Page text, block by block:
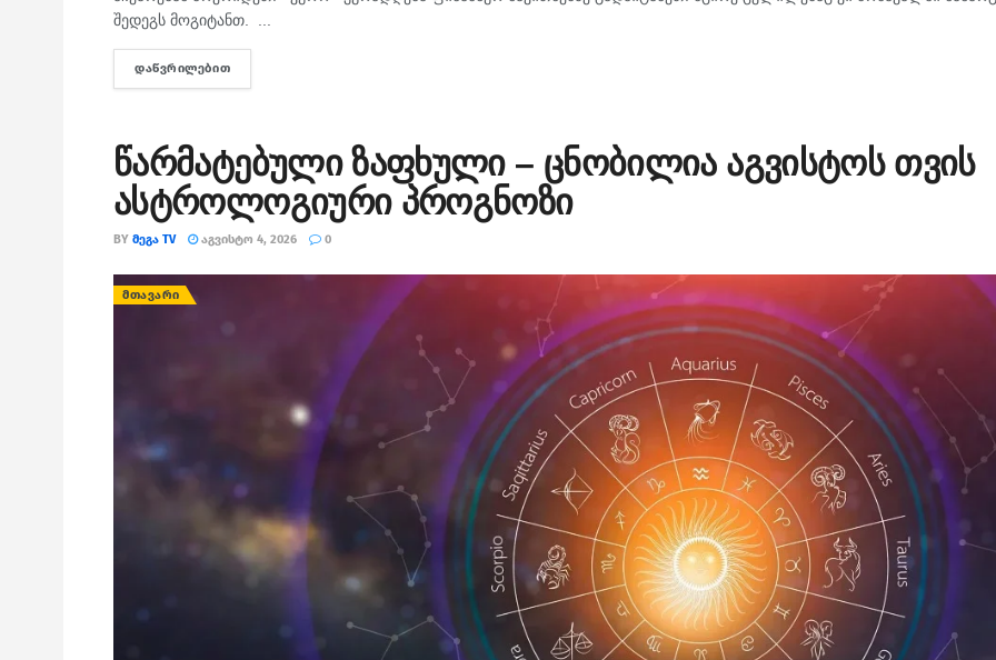
შედეგს მოგიტანთ. ...
ᲓᲐᲬᲕᲠᲘᲚᲔᲑᲘᲗ
წარმატებული ზაფხული – ცნობილია აგვისტოს თვის
ასტროლოგიური პროგნოზი
BY ᲛᲔᲒᲐ TV ᲐᲒᲕᲘᲡᲢᲝ 4, 2026 0
ᲛᲗᲐᲕᲐᲠᲘ